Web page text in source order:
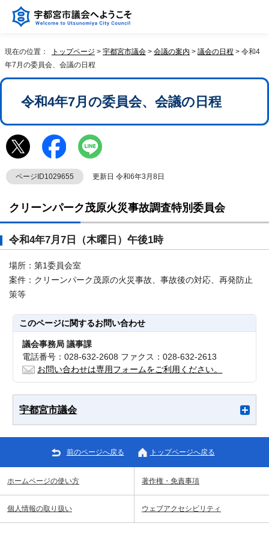
現在の位置： トップページ > 宇都宮市議会 > 会議の案内 > 議会の日程 > 令和4
年7月の委員会、会議の日程
令和4年7月の委員会、会議の日程
ページID1029655 更新日 令和6年3月8日
クリーンパーク茂原火災事故調査特別委員会
令和4年7月7日（木曜日）午後1時
場所：第1委員会室
案件：クリーンパーク茂原の火災事故、事故後の対応、再発防止
策等
このページに関するお問い合わせ
議会事務局 議事課
電話番号：028-632-2608 ファクス：028-632-2613
お問い合わせは専用フォームをご利用ください。
宇都宮市議会
前のページへ戻る トップページへ戻る
ホームページの使い方 著作権・免責事項
個人情報の取り扱い ウェブアクセシビリティ